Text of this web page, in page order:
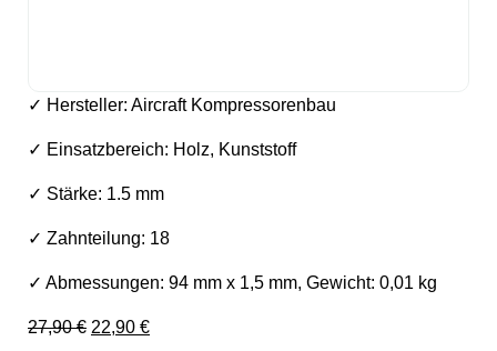
✓ Hersteller: Aircraft Kompressorenbau
✓ Einsatzbereich: Holz, Kunststoff
✓ Stärke: 1.5 mm
✓ Zahnteilung: 18
✓ Abmessungen: 94 mm x 1,5 mm, Gewicht: 0,01 kg
27,90€ Ursprünglicher Preis war: 27,90 €
22,90 €Aktueller Preis ist: 22,90 €.